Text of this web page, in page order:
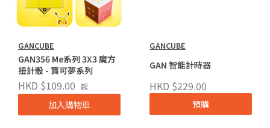
GANCUBE
GAN356 Me系列 3X3 魔方
扭計骰 - 寶可夢系列
HKD $109.00 起
加入購物車
GANCUBE
GAN 智能計時器
HKD $229.00
預購